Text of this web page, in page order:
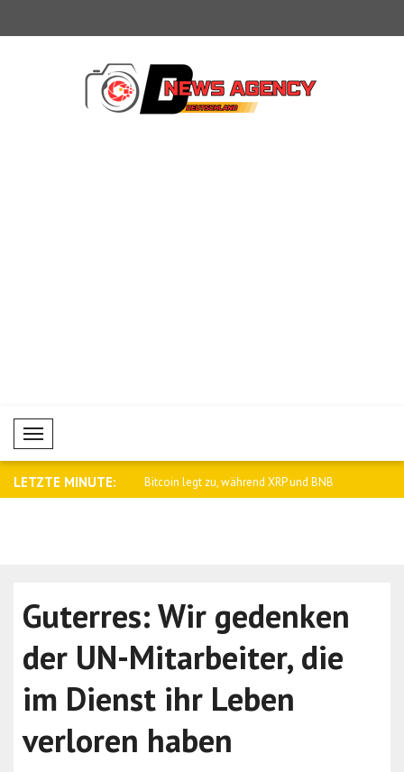
Mobil Menü
LETZTE MINUTE:
Außenminister A.. Bitcoin legt zu, während XRP und BNB
Guterres: Wir gedenken
der UN-Mitarbeiter, die
im Dienst ihr Leben
verloren haben